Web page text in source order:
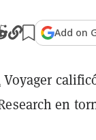
Add on
Voyager
en